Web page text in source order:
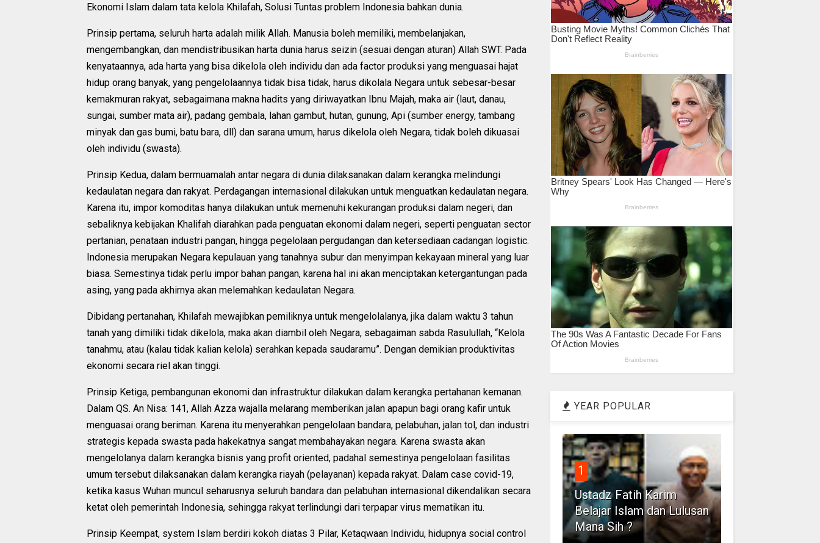
Ekonomi Islam dalam tata kelola Khilafah, Solusi Tuntas problem Indonesia bahkan dunia.
Prinsip pertama, seluruh harta adalah milik Allah. Manusia boleh memiliki, membelanjakan,
mengembangkan, dan mendistribusikan harta dunia harus seizin (sesuai dengan aturan) Allah SWT. Pada
kenyataannya, ada harta yang bisa dikelola oleh individu dan ada factor produksi yang menguasai hajat
hidup orang banyak, yang pengelolaannya tidak bisa tidak, harus dikolala Negara untuk sebesar-besar
kemakmuran rakyat, sebagaimana makna hadits yang diriwayatkan Ibnu Majah, maka air (laut, danau,
sungai, sumber mata air), padang gembala, lahan gambut, hutan, gunung, Api (sumber energy, tambang
minyak dan gas bumi, batu bara, dll) dan sarana umum, harus dikelola oleh Negara, tidak boleh dikuasai
oleh individu (swasta).
Prinsip Kedua, dalam bermuamalah antar negara di dunia dilaksanakan dalam kerangka melindungi
kedaulatan negara dan rakyat. Perdagangan internasional dilakukan untuk menguatkan kedaulatan negara.
Karena itu, impor komoditas hanya dilakukan untuk memenuhi kekurangan produksi dalam negeri, dan
sebaliknya kebijakan Khalifah diarahkan pada penguatan ekonomi dalam negeri, seperti penguatan sector
pertanian, penataan industri pangan, hingga pegelolaan pergudangan dan ketersediaan cadangan logistic.
Indonesia merupakan Negara kepulauan yang tanahnya subur dan menyimpan kekayaan mineral yang luar
biasa. Semestinya tidak perlu impor bahan pangan, karena hal ini akan menciptakan ketergantungan pada
asing, yang pada akhirnya akan melemahkan kedaulatan Negara.
Dibidang pertanahan, Khilafah mewajibkan pemiliknya untuk mengelolalanya, jika dalam waktu 3 tahun
tanah yang dimiliki tidak dikelola, maka akan diambil oleh Negara, sebagaiman sabda Rasulullah, “Kelola
tanahmu, atau (kalau tidak kalian kelola) serahkan kepada saudaramu”. Dengan demikian produktivitas
ekonomi secara riel akan tinggi.
Prinsip Ketiga, pembangunan ekonomi dan infrastruktur dilakukan dalam kerangka pertahanan kemanan.
Dalam QS. An Nisa: 141, Allah Azza wajalla melarang memberikan jalan apapun bagi orang kafir untuk
menguasai orang beriman. Karena itu menyerahkan pengelolaan bandara, pelabuhan, jalan tol, dan industri
strategis kepada swasta pada hakekatnya sangat membahayakan negara. Karena swasta akan
mengelolanya dalam kerangka bisnis yang profit oriented, padahal semestinya pengelolaan fasilitas
umum tersebut dilaksanakan dalam kerangka riayah (pelayanan) kepada rakyat. Dalam case covid-19,
ketika kasus Wuhan muncul seharusnya seluruh bandara dan pelabuhan internasional dikendalikan secara
ketat oleh pemerintah Indonesia, sehingga rakyat terlindungi dari terpapar virus mematikan itu.
Prinsip Keempat, system Islam berdiri kokoh diatas 3 Pilar, Ketaqwaan Individu, hidupnya social control
YEAR POPULAR
1
Ustadz Fatih Karim
Belajar Islam dan Lulusan
Mana Sih ?